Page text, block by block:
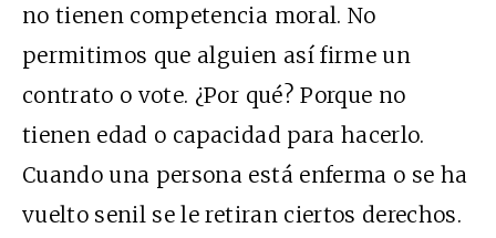
no tienen competencia moral. No
permitimos que alguien así firme un
contrato o vote. ¿Por qué? Porque no
tienen edad o capacidad para hacerlo.
Cuando una persona está enferma o se ha
vuelto senil se le retiran ciertos derechos.